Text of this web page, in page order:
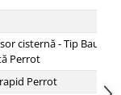
cisternă - Tip Bauer,
Perrot
Perrot